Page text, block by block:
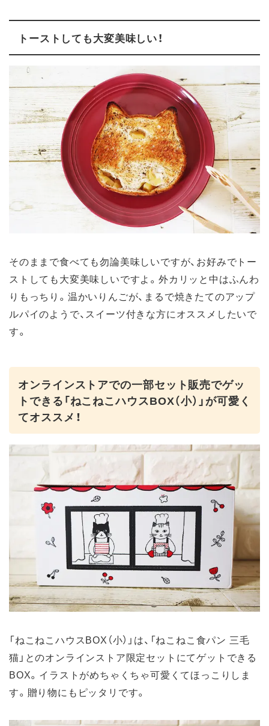
トーストしても大変美味しい！
そのままで食べても勿論美味しいですが、お好みでトー
ストしても大変美味しいですよ。外カリッと中はふんわ
りもっちり。温かいりんごが、まるで焼きたてのアップ
ルパイのようで、スイーツ付きな方にオススメしたいで
す。
オンラインストアでの一部セット販売でゲッ
トできる「ねこねこハウスBOX（小）」が可愛く
てオススメ！
「ねこねこハウスBOX（小）」は、「ねこねこ食パン 三毛
猫」とのオンラインストア限定セットにてゲットできる
BOX。イラストがめちゃくちゃ可愛くてほっこりしま
す。贈り物にもピッタリです。